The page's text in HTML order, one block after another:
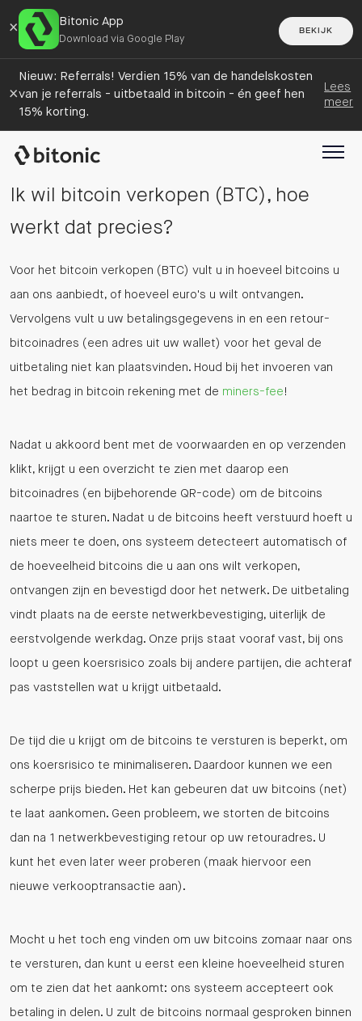
× Bitonic App
Download via Google Play
BEKIJK
×
Nieuw: Referrals! Verdien 15% van de handelskosten
van je referrals - uitbetaald in bitcoin - én geef hen
15% korting.
Lees
meer
Ik wil bitcoin verkopen (BTC), hoe
werkt dat precies?
Voor het bitcoin verkopen (BTC) vult u in hoeveel bitcoins u
aan ons aanbiedt, of hoeveel euro's u wilt ontvangen.
Vervolgens vult u uw betalingsgegevens in en een retour-
bitcoinadres (een adres uit uw wallet) voor het geval de
uitbetaling niet kan plaatsvinden. Houd bij het invoeren van
het bedrag in bitcoin rekening met de miners-fee !
Nadat u akkoord bent met de voorwaarden en op verzenden
klikt, krijgt u een overzicht te zien met daarop een
bitcoinadres (en bijbehorende QR-code) om de bitcoins
naartoe te sturen. Nadat u de bitcoins heeft verstuurd hoeft u
niets meer te doen, ons systeem detecteert automatisch of
de hoeveelheid bitcoins die u aan ons wilt verkopen,
ontvangen zijn en bevestigd door het netwerk. De uitbetaling
vindt plaats na de eerste netwerkbevestiging, uiterlijk de
eerstvolgende werkdag. Onze prijs staat vooraf vast, bij ons
loopt u geen koersrisico zoals bij andere partijen, die achteraf
pas vaststellen wat u krijgt uitbetaald.
De tijd die u krijgt om de bitcoins te versturen is beperkt, om
ons koersrisico te minimaliseren. Daardoor kunnen we een
scherpe prijs bieden. Het kan gebeuren dat uw bitcoins (net)
te laat aankomen. Geen probleem, we storten de bitcoins
dan na 1 netwerkbevestiging retour op uw retouradres. U
kunt het even later weer proberen (maak hiervoor een
nieuwe verkooptransactie aan).
Mocht u het toch eng vinden om uw bitcoins zomaar naar ons
te versturen, dan kunt u eerst een kleine hoeveelheid sturen
om te zien dat het aankomt: ons systeem accepteert ook
betaling in delen. U zult de bitcoins normaal gesproken binnen